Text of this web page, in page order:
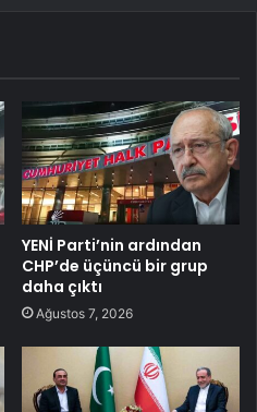
YENİ Parti’nin ardından
CHP’de üçüncü bir grup
daha çıktı
Ağustos 7, 2026